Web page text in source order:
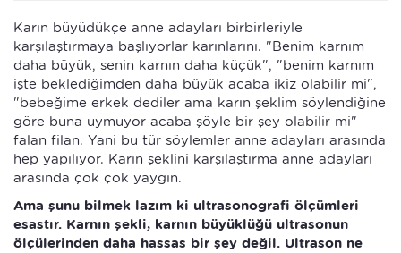
Karın büyüdükçe anne adayları birbirleriyle
karşılaştırmaya başlıyorlar karınlarını. "Benim karnım
daha büyük, senin karnın daha küçük", "benim karnım
işte beklediğimden daha büyük acaba ikiz olabilir mi",
"bebeğime erkek dediler ama karın şeklim söylendiğine
göre buna uymuyor acaba şöyle bir şey olabilir mi"
falan filan. Yani bu tür söylemler anne adayları arasında
hep yapılıyor. Karın şeklini karşılaştırma anne adayları
arasında çok çok yaygın.
Ama şunu bilmek lazım ki ultrasonografi ölçümleri
esastır. Karnın şekli, karnın büyüklüğü ultrasonun
ölçülerinden daha hassas bir şey değil. Ultrason ne